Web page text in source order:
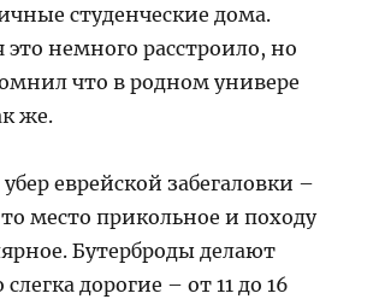
студенческие дома.
это немного расстроило, но
что в родном универе
же.
еврейской забегаловки –
место прикольное и походу
Бутерброды делают
дорогие – от 11 до 16